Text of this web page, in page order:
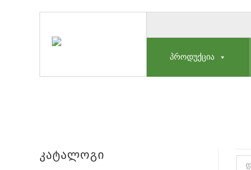
ᲞᲠᲝᲓᲣᲥᲪᲘᲐ
Კატალოგი